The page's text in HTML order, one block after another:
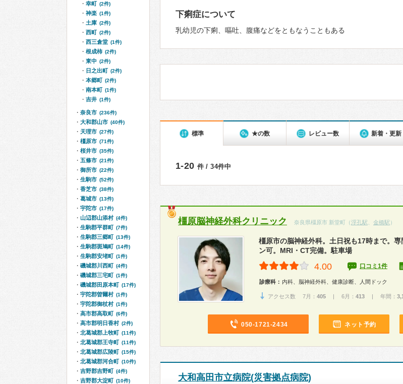
下痢症について
乳幼児の下痢、嘔吐、腹痛などをともなうこともある
標準 ★の数 レビュー数 新着・更新
1-20 件 / 34件中
橿原脳神経外科クリニック 奈良県橿原市 新堂町（浮孔駅 金橋駅 ）
橿原市の脳神経外科。土日祝も17時まで。
ン可。MRI・CT完備。駐車場
4.00 口コミ1件
診療科： 内科、脳神経外科、健康診断、人間ドック
アクセス数 7月： 405 | 6月： 413 | 年間：
050-1721-2434 ネット予約
大和高田市立病院(災害拠点病院)
幸町 (2件)
神楽 (1件)
土庫 (2件)
西町 (2件)
西三倉堂 (1件)
根成柿 (2件)
東中 (2件)
日之出町 (2件)
本郷町 (2件)
南本町 (1件)
吉井 (1件)
奈良市 (236件)
大和郡山市 (40件)
天理市 (27件)
橿原市 (71件)
桜井市 (35件)
五條市 (21件)
御所市 (22件)
生駒市 (52件)
香芝市 (38件)
葛城市 (13件)
宇陀市 (17件)
山辺郡山添村 (4件)
生駒郡平群町 (7件)
生駒郡三郷町 (13件)
生駒郡斑鳩町 (14件)
生駒郡安堵町 (1件)
磯城郡川西町 (4件)
磯城郡三宅町 (1件)
磯城郡田原本町 (17件)
宇陀郡曽爾村 (1件)
宇陀郡御杖村 (1件)
高市郡高取町 (6件)
高市郡明日香村 (2件)
北葛城郡上牧町 (11件)
北葛城郡王寺町 (11件)
北葛城郡広陵町 (15件)
北葛城郡河合町 (10件)
吉野郡吉野町 (4件)
吉野郡大淀町 (10件)